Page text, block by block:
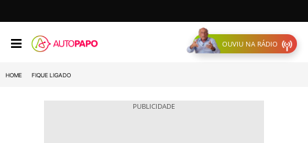
OUVIU NA RÁDIO
HOME FIQUE LIGADO